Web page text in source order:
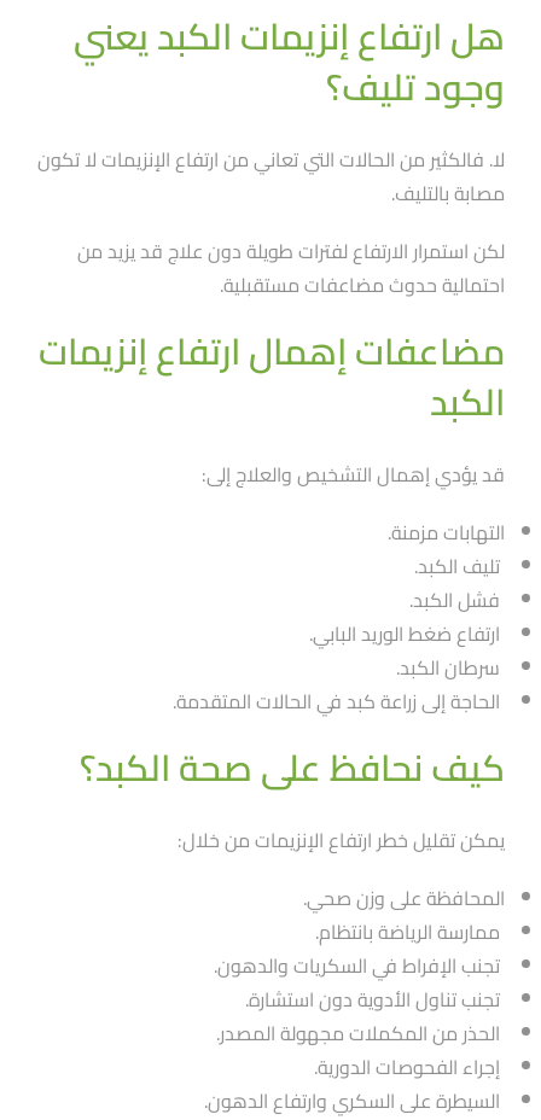
هل ارتفاع إنزيمات الكبد يعني
وجود تليف؟
لا. فالكثير من الحالات التي تعاني من ارتفاع الإنزيمات لا تكون
مصابة بالتليف.
لكن استمرار الارتفاع لفترات طويلة دون علاج قد يزيد من
احتمالية حدوث مضاعفات مستقبلية.
مضاعفات إهمال ارتفاع إنزيمات
الكبد
قد يؤدي إهمال التشخيص والعلاج إلى:
التهابات مزمنة.
تليف الكبد.
فشل الكبد.
ارتفاع ضغط الوريد البابي.
سرطان الكبد.
الحاجة إلى زراعة كبد في الحالات المتقدمة.
كيف نحافظ على صحة الكبد؟
يمكن تقليل خطر ارتفاع الإنزيمات من خلال:
المحافظة على وزن صحي.
ممارسة الرياضة بانتظام.
تجنب الإفراط في السكريات والدهون.
تجنب تناول الأدوية دون استشارة.
الحذر من المكملات مجهولة المصدر.
إجراء الفحوصات الدورية.
السيطرة على السكري وارتفاع الدهون.